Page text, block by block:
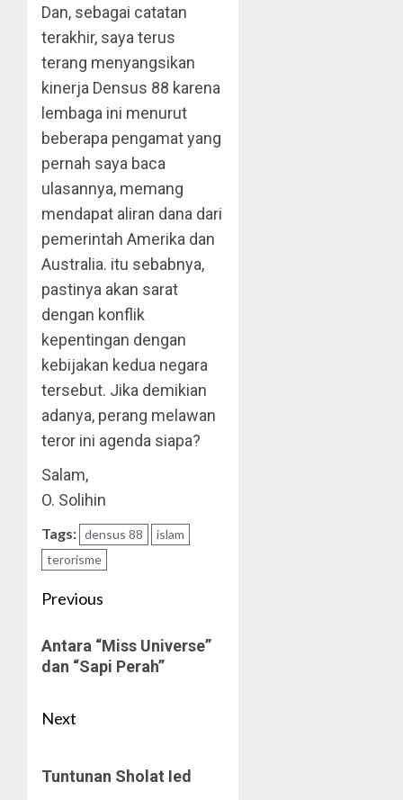
Dan, sebagai catatan
terakhir, saya terus
terang menyangsikan
kinerja Densus 88 karena
lembaga ini menurut
beberapa pengamat yang
pernah saya baca
ulasannya, memang
mendapat aliran dana dari
pemerintah Amerika dan
Australia. itu sebabnya,
pastinya akan sarat
dengan konflik
kepentingan dengan
kebijakan kedua negara
tersebut. Jika demikian
adanya, perang melawan
teror ini agenda siapa?
Salam,
O. Solihin
Tags: densus 88
islam
terorisme
Post
navigation
Previous
post:
Antara “Miss Universe”
dan “Sapi Perah”
Next
post:
Tuntunan Sholat Ied